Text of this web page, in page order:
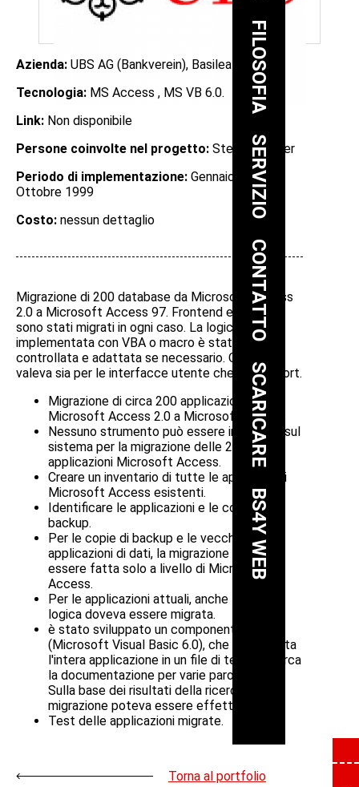
Azienda: UBS AG (Bankverein), Basilea
Tecnologia: MS Access , MS VB 6.0.
Link: Non disponibile
Persone coinvolte nel progetto: Stefan Tröhler
Periodo di implementazione: Gennaio 1998 -
Ottobre 1999
Costo: nessun dettaglio
Migrazione di 200 database da Microsoft Access
2.0 a Microsoft Access 97. Frontend e backend
sono stati migrati in ogni caso. La logica
implementata con VBA o macro è stata
controllata e adattata se necessario. Questo
valeva sia per le interfacce utente che per i report.
Migrazione di circa 200 applicazioni
Microsoft Access 2.0 a Microsoft Access
Nessuno strumento può essere installato sul
sistema per la migrazione delle 200
applicazioni Microsoft Access.
Creare un inventario di tutte le applicazioni
Microsoft Access esistenti.
Identificare le applicazioni e le copie di
backup.
Per le copie di backup e le vecchie
applicazioni di dati, la migrazione doveva
essere fatta solo a livello di Microsoft
Access.
Per le applicazioni attuali, anche tutta la
logica doveva essere migrata.
è stato sviluppato un componente OCX
(Microsoft Visual Basic 6.0), che documenta
l'intera applicazione in un file di testo e cerca
la documentazione per varie parole chiave.
Sulla base dei risultati della ricerca, la
migrazione poteva essere effettuata.
Test delle applicazioni migrate.
Torna al portfolio
FILOSOFIA
SERVIZIO
CONTATTO
SCARICARE
BS4Y WEB